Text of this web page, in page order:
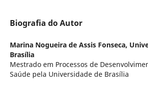
Biografia do Autor
Marina Nogueira de Assis Fonseca,
Brasília
Mestrado em Processos de
Saúde pela Universidade de Brasília